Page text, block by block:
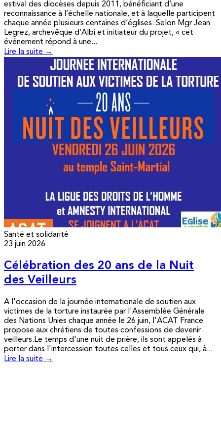
estival des diocèses depuis 2011, bénéficiant d’une
reconnaissance à l’échelle nationale, et à laquelle participent
chaque année plusieurs centaines d’églises. Selon Mgr Jean
Legrez, archevêque d’Albi et initiateur du projet, « cet
événement répond à une...
Lire la suite →
Santé et solidarité
23 juin 2026
Célébration des 20 ans de la Nuit
des Veilleurs
A l'occasion de la journée internationale de soutien aux
victimes de la torture instaurée par l'Assemblée Générale
des Nations Unies chaque année le 26 juin, l'ACAT France
propose aux chrétiens de toutes confessions de devenir
veilleurs.Le temps d'une nuit de prière, ils sont appelés à
porter dans l'intercession toutes celles et tous ceux qui, à...
Lire la suite →